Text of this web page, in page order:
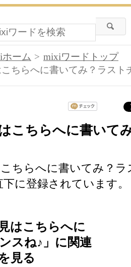
ーム
mixiワードトップ
ちらへに書いてみ？ラスト
こちらへに書いて
ちらへに書いてみ？ラ
に登録されています。
はこちらへに
スね♪」に関連
見る